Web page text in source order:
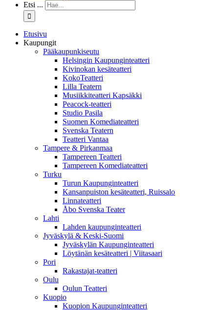
Etsi ...
Etusivu
Kaupungit
Pääkaupunkiseutu
Helsingin Kaupunginteatteri
Kivinokan kesäteatteri
KokoTeatteri
Lilla Teatern
Musiikkiteatteri Kapsäkki
Peacock-teatteri
Studio Pasila
Suomen Komediateatteri
Svenska Teatern
Teatteri Vantaa
Tampere & Pirkanmaa
Tampereen Teatteri
Tampereen Komediateatteri
Turku
Turun Kaupunginteatteri
Kansanpuiston kesäteatteri, Ruissalo
Linnateatteri
Åbo Svenska Teater
Lahti
Lahden kaupunginteatteri
Jyväskylä & Keski-Suomi
Jyväskylän Kaupunginteatteri
Löytänän kesäteatteri | Viitasaari
Pori
Rakastajat-teatteri
Oulu
Oulun Teatteri
Kuopio
Kuopion Kaupunginteatteri